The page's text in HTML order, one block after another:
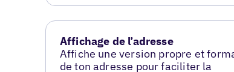
Affichage de l’adresse
Affiche une version propre et
de ton adresse pour faciliter la